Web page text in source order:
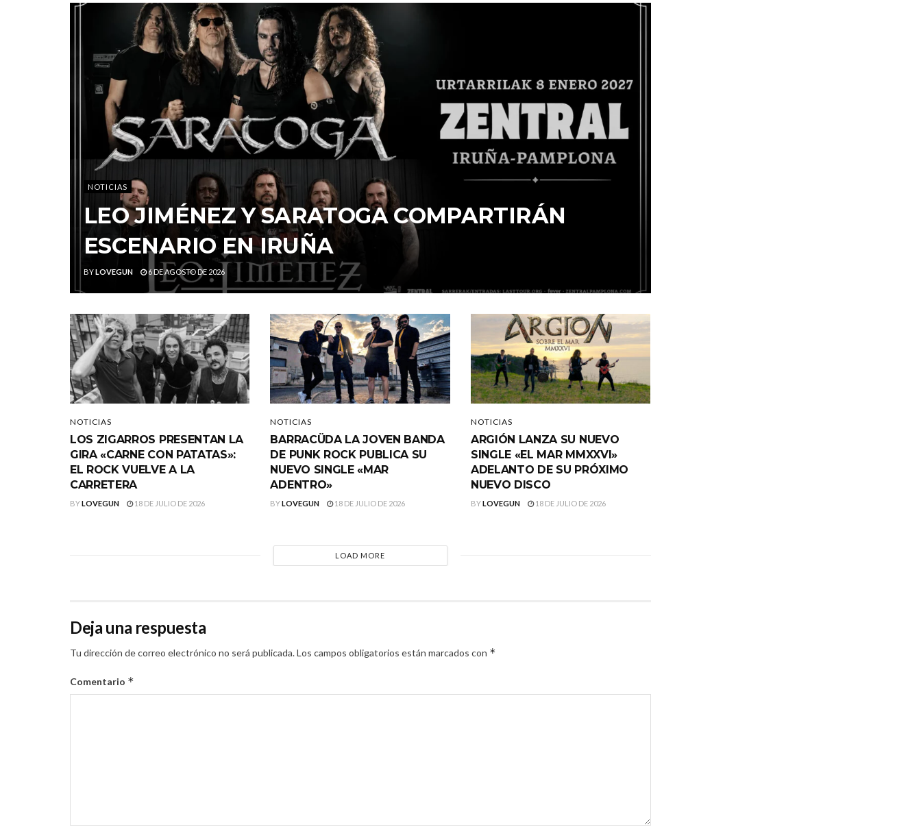
NOTICIAS
LEO JIMÉNEZ Y SARATOGA COMPARTIRÁN
ESCENARIO EN IRUÑA
BYLOVEGUN 6 DE AGOSTO DE 2026
NOTICIAS
LOS ZIGARROS PRESENTAN LA
GIRA «CARNE CON PATATAS»:
EL ROCK VUELVE A LA
CARRETERA
BYLOVEGUN 18 DE JULIO DE 2026
NOTICIAS
BARRACÜDA LA JOVEN BANDA
DE PUNK ROCK PUBLICA SU
NUEVO SINGLE «MAR
ADENTRO»
BYLOVEGUN 18 DE JULIO DE 2026
NOTICIAS
ARGIÓN LANZA SU NUEVO
SINGLE «EL MAR MMXXVI»
ADELANTO DE SU PRÓXIMO
NUEVO DISCO
BYLOVEGUN 18 DE JULIO DE 2026
LOAD MORE
Deja una respuesta
Tu dirección de correo electrónico no será publicada.Los campos obligatorios están marcados con *
Comentario *